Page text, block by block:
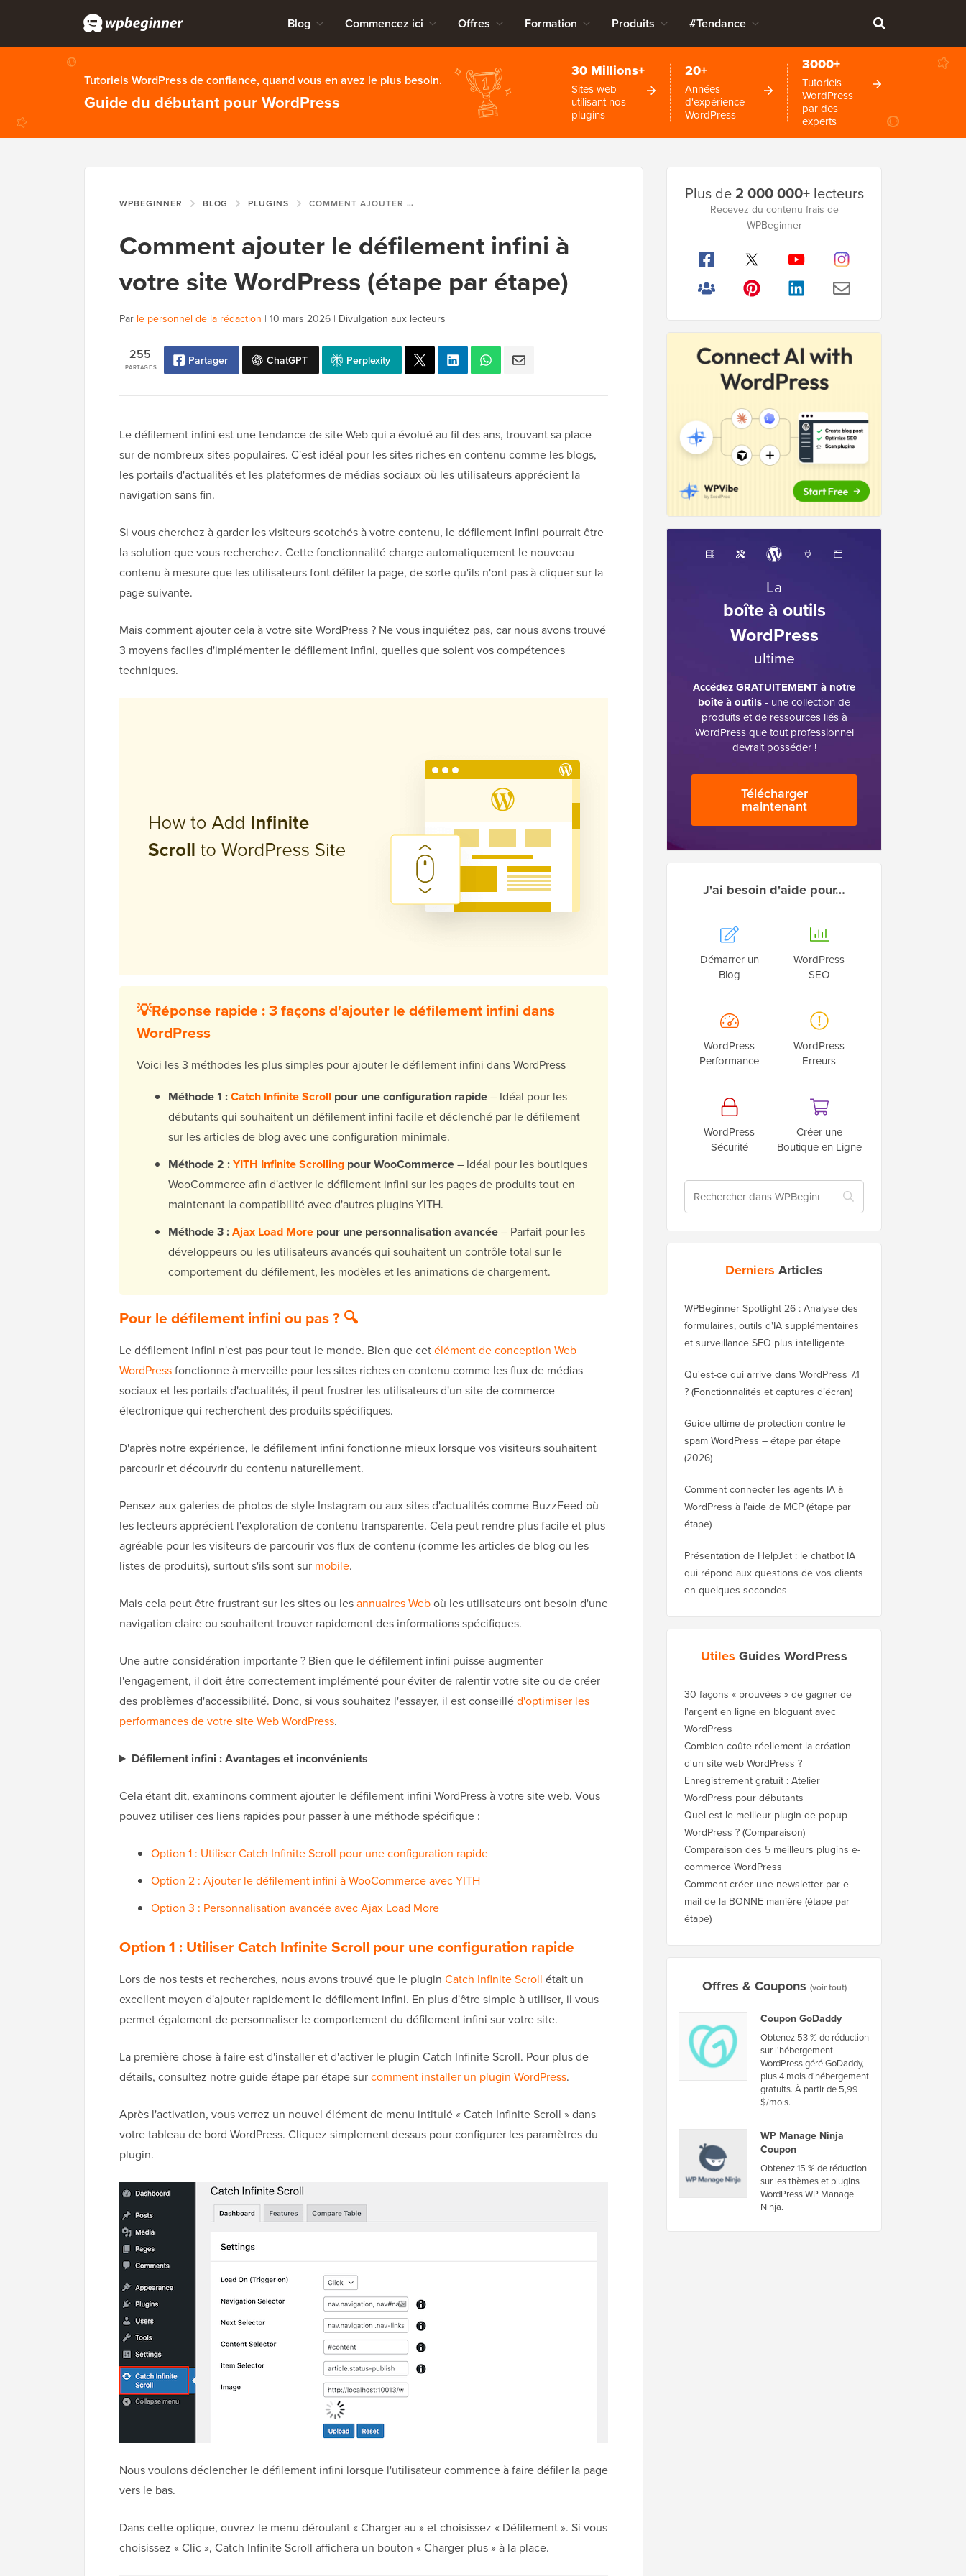
Blog Commencez ici Offres Formation Produits #Tendance
Tutoriels WordPress de confiance, quand vous en avez le plus besoin.
Guide du débutant pour WordPress
30 Millions+
Sites web
utilisant nos
plugins
20+
Années
d'expérience
WordPress
3000+
Tutoriels
WordPress
par des
experts
WPBEGINNER BLOG PLUGINS COMMENT AJOUTER LE DÉFILEMENT INFINI À VOTRE SITE WORDPRESS (ÉTAPE PAR ÉTAPE)
Comment ajouter le défilement infini à
votre site WordPress (étape par étape)
Par le personnel de la rédaction | 10 mars 2026 | Divulgation aux lecteurs
PARTAGES
255 Partager ChatGPT Perplexity
Le défilement infini est une tendance de site Web qui a évolué au fil des ans, trouvant sa place
sur de nombreux sites populaires. C'est idéal pour les sites riches en contenu comme les blogs,
les portails d'actualités et les plateformes de médias sociaux où les utilisateurs apprécient la
navigation sans fin.
Si vous cherchez à garder les visiteurs scotchés à votre contenu, le défilement infini pourrait être
la solution que vous recherchez. Cette fonctionnalité charge automatiquement le nouveau
contenu à mesure que les utilisateurs font défiler la page, de sorte qu'ils n'ont pas à cliquer sur la
page suivante.
Mais comment ajouter cela à votre site WordPress ? Ne vous inquiétez pas, car nous avons trouvé
3 moyens faciles d'implémenter le défilement infini, quelles que soient vos compétences
techniques.
💡Réponse rapide : 3 façons d'ajouter le défilement infini dans
WordPress
Voici les 3 méthodes les plus simples pour ajouter le défilement infini dans WordPress
Méthode 1 :Catch Infinite Scroll pour une configuration rapide– Idéal pour les
débutants qui souhaitent un défilement infini facile et déclenché par le défilement
sur les articles de blog avec une configuration minimale.
Méthode 2 :YITH Infinite Scrolling pour WooCommerce– Idéal pour les boutiques
WooCommerce afin d'activer le défilement infini sur les pages de produits tout en
maintenant la compatibilité avec d'autres plugins YITH.
Méthode 3 :Ajax Load More pour une personnalisation avancée– Parfait pour les
développeurs ou les utilisateurs avancés qui souhaitent un contrôle total sur le
comportement du défilement, les modèles et les animations de chargement.
Pour le défilement infini ou pas ? 🔍
Le défilement infini n'est pas pour tout le monde. Bien que cetélément de conception Web
WordPressfonctionne à merveille pour les sites riches en contenu comme les flux de médias
sociaux et les portails d'actualités, il peut frustrer les utilisateurs d'un site de commerce
électronique qui recherchent des produits spécifiques.
D'après notre expérience, le défilement infini fonctionne mieux lorsque vos visiteurs souhaitent
parcourir et découvrir du contenu naturellement.
Pensez aux galeries de photos de style Instagram ou aux sites d'actualités comme BuzzFeed où
les lecteurs apprécient l'exploration de contenu transparente. Cela peut rendre plus facile et plus
agréable pour les visiteurs de parcourir vos flux de contenu (comme les articles de blog ou les
listes de produits), surtout s'ils sont sur mobile.
Mais cela peut être frustrant sur les sites ou lesannuaires Weboù les utilisateurs ont besoin d'une
navigation claire ou souhaitent trouver rapidement des informations spécifiques.
Une autre considération importante ? Bien que le défilement infini puisse augmenter
l'engagement, il doit être correctement implémenté pour éviter de ralentir votre site ou de créer
des problèmes d'accessibilité. Donc, si vous souhaitez l'essayer, il est conseilléd'optimiser les
performances de votre site Web WordPress.
Défilement infini : Avantages et inconvénients
Cela étant dit, examinons comment ajouter le défilement infini WordPress à votre site web. Vous
pouvez utiliser ces liens rapides pour passer à une méthode spécifique :
Option 1 : Utiliser Catch Infinite Scroll pour une configuration rapide
Option 2 : Ajouter le défilement infini à WooCommerce avec YITH
Option 3 : Personnalisation avancée avec Ajax Load More
Option 1 : Utiliser Catch Infinite Scroll pour une configuration rapide
Lors de nos tests et recherches, nous avons trouvé que le plugin Catch Infinite Scroll était un
excellent moyen d'ajouter rapidement le défilement infini. En plus d'être simple à utiliser, il vous
permet également de personnaliser le comportement du défilement infini sur votre site.
La première chose à faire est d'installer et d'activer le plugin Catch Infinite Scroll. Pour plus de
détails, consultez notre guide étape par étape surcomment installer un plugin WordPress.
Après l'activation, vous verrez un nouvel élément de menu intitulé « Catch Infinite Scroll » dans
votre tableau de bord WordPress. Cliquez simplement dessus pour configurer les paramètres du
plugin.
Nous voulons déclencher le défilement infini lorsque l'utilisateur commence à faire défiler la page
vers le bas.
Dans cette optique, ouvrez le menu déroulant « Charger au » et choisissez « Défilement ». Si vous
choisissez « Clic », Catch Infinite Scroll affichera un bouton « Charger plus » à la place.
latérale
Plus de2 000 000+lecteurs
Recevez du contenu frais de
WPBeginner
La
boîte à outils
WordPress
ultime
Accédez GRATUITEMENT à notre
boîte à outils- une collection de
produits et de ressources liés à
WordPress que tout professionnel
devrait posséder !
Télécharger
maintenant
J'ai besoin d'aide pour…
Démarrer un
Blog
WordPress
SEO
WordPress
Performance
WordPress
Erreurs
WordPress
Sécurité
Créer une
Boutique en Ligne
Derniers Articles
WPBeginner Spotlight 26 : Analyse des
formulaires, outils d'IA supplémentaires
et surveillance SEO plus intelligente
Qu'est-ce qui arrive dans WordPress 7.1
? (Fonctionnalités et captures d’écran)
Guide ultime de protection contre le
spam WordPress – étape par étape
(2026)
Comment connecter les agents IA à
WordPress à l'aide de MCP (étape par
étape)
Présentation de HelpJet : le chatbot IA
qui répond aux questions de vos clients
en quelques secondes
Utiles Guides WordPress
30 façons « prouvées » de gagner de
l'argent en ligne en bloguant avec
WordPress
Combien coûte réellement la création
d'un site web WordPress ?
Enregistrement gratuit : Atelier
WordPress pour débutants
Quel est le meilleur plugin de popup
WordPress ? (Comparaison)
Comparaison des 5 meilleurs plugins e-
commerce WordPress
Comment créer une newsletter par e-
mail de la BONNE manière (étape par
étape)
Offres & Coupons (voir tout)
Coupon GoDaddy
Obtenez 53 % de réduction
sur l'hébergement
WordPress géré GoDaddy,
plus 4 mois d'hébergement
gratuits. À partir de 5,99
$/mois.
WP Manage Ninja
Coupon
Obtenez 15 % de réduction
sur les thèmes et plugins
WordPress WP Manage
Ninja.